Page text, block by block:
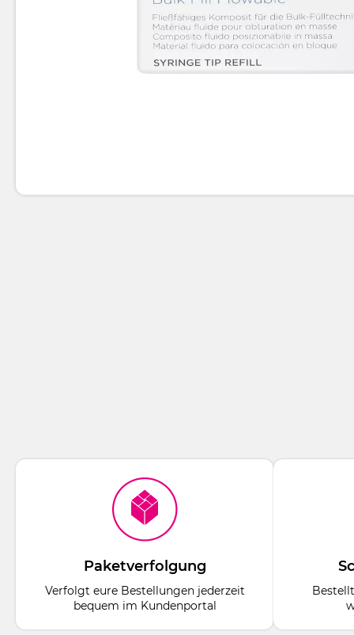
Paketverfolgung
Verfolgt eure Bestellungen jederzeit
bequem im Kundenportal